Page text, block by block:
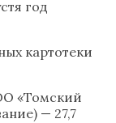
год
картотеки
«Томский
— 27,7